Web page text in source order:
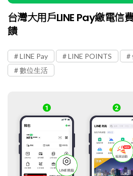
台灣大用戶LINE Pay繳電信
饋
LINE Pay LINE POINTS
數位生活